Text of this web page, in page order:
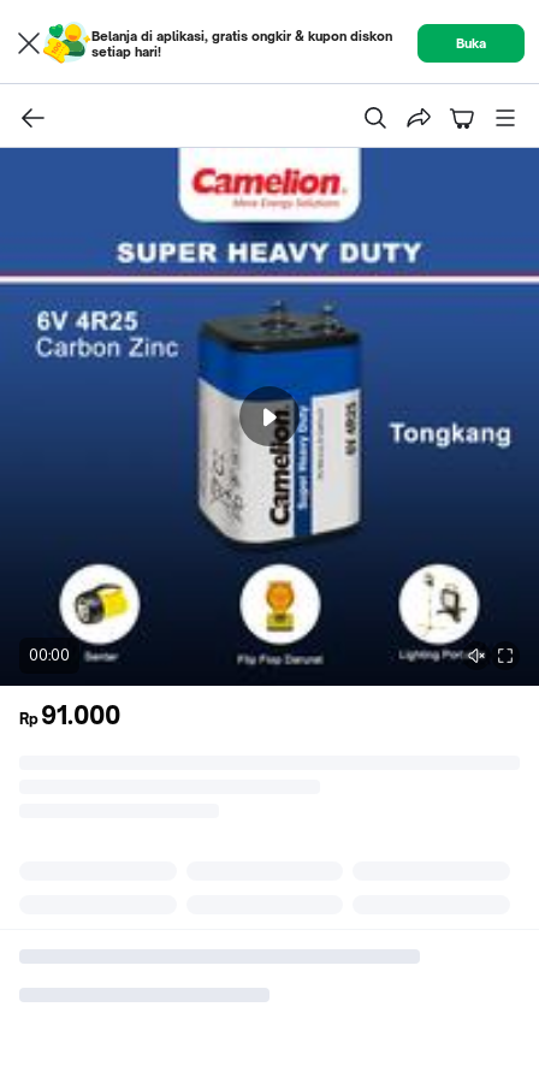
Belanja di aplikasi, gratis ongkir & kupon diskon
setiap hari!
Buka
00:00
Rp 91.000